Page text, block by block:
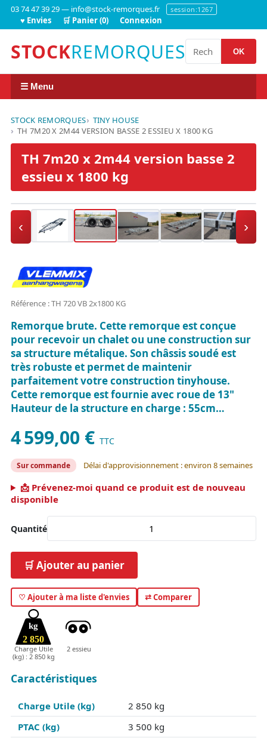
03 74 47 39 29 — info@stock-remorques.fr session:1267
♥ Envies 🛒 Panier (0) Connexion
STOCKREMORQUES OK
☰ Menu
STOCK REMORQUES
TINY HOUSE
TH 7M20 X 2M44 VERSION BASSE 2 ESSIEU X 1800 KG
TH 7m20 x 2m44 version basse 2
essieu x 1800 kg
‹ ›
Référence : TH 720 VB 2x1800 KG
Remorque brute. Cette remorque est conçue
pour recevoir un chalet ou une construction sur
sa structure métalique. Son châssis soudé est
très robuste et permet de maintenir
parfaitement votre construction tinyhouse.
Cette remorque est fournie avec roue de 13"
Hauteur de la structure en charge : 55cm…
4 599,00 € TTC
Sur commande Délai d'approvisionnement : environ 8 semaines
📩 Prévenez-moi quand ce produit est de nouveau
disponible
Quantité
🛒 Ajouter au panier
♡ Ajouter à ma liste d'envies ⇄ Comparer
2 850
kg
Charge Utile
(kg) : 2 850 kg
2 essieu
Caractéristiques
Charge Utile (kg)
2 850 kg
PTAC (kg)
3 500 kg